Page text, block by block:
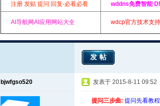
注册 发贴 提问 回复-必看必看 wddns免费智能
AI导航网AI应用网站大全 wdcp官方技术支
发帖
bjwfgso520 发表于 2015-8-11 09:52
提问三步曲: 提问先看教